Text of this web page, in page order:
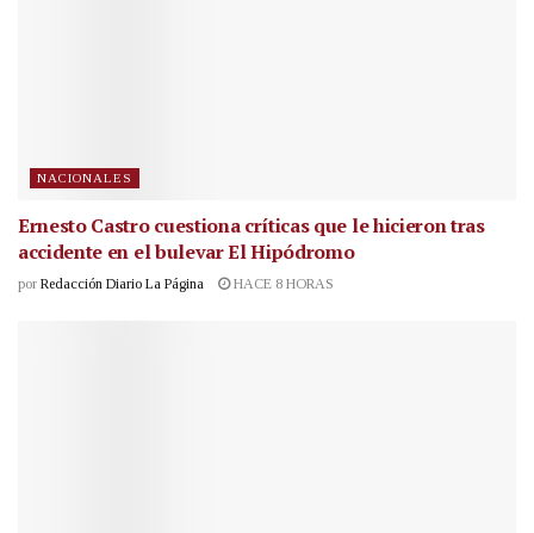
NACIONALES
Ernesto Castro cuestiona críticas que le hicieron tras
accidente en el bulevar El Hipódromo
por Redacción Diario La Página HACE 8 HORAS